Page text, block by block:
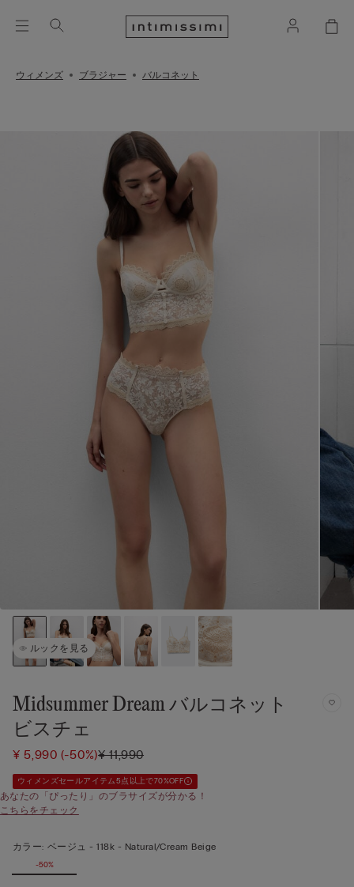
ウィメンズ ブラジャー バルコネット
ルックを見る
Midsummer Dream バルコネット
ビスチェ
¥ 5,990(-50%)¥ 11,990
ウィメンズセールアイテム5点以上で70%OFF
あなたの「ぴったり」のブラサイズが分かる！
こちらをチェック
カラー: ベージュ -118k - Natural/cream Beige
-50%